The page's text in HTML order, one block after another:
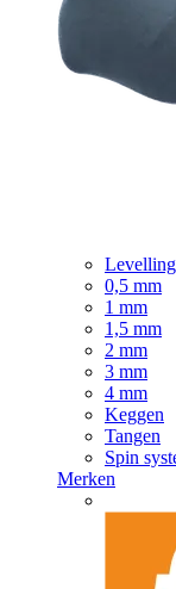
Levelling
0,5 mm
1 mm
1,5 mm
2 mm
3 mm
4 mm
Keggen
Tangen
Spin
Merken